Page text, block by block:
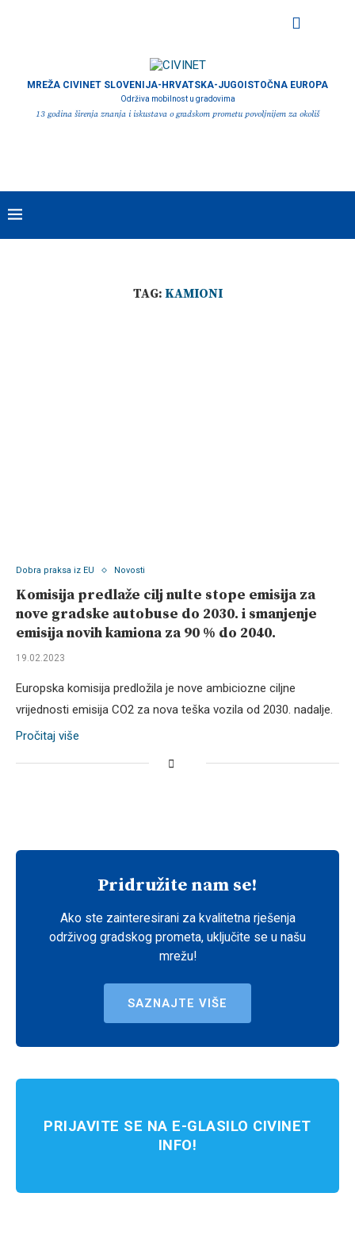
MREŽA CIVINET SLOVENIJA-HRVATSKA-JUGOISTOČNA EUROPA
Održiva mobilnost u gradovima
13 godina širenja znanja i iskustava o gradskom prometu povoljnijem za okoliš
TAG: KAMIONI
Dobra praksa iz EU Novosti
Komisija predlaže cilj nulte stope emisija za
nove gradske autobuse do 2030. i smanjenje
emisija novih kamiona za 90 % do 2040.
19.02.2023
Europska komisija predložila je nove ambiciozne ciljne
vrijednosti emisija CO2 za nova teška vozila od 2030. nadalje.
Pročitaj više
Pridružite nam se!
Ako ste zainteresirani za kvalitetna rješenja
održivog gradskog prometa, uključite se u našu
mrežu!
SAZNAJTE VIŠE
PRIJAVITE SE NA E-GLASILO CIVINET
INFO!